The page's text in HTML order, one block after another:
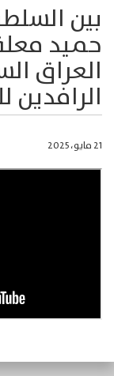
بين
حميد
العراق
الرافدين
21 مايو، 2025